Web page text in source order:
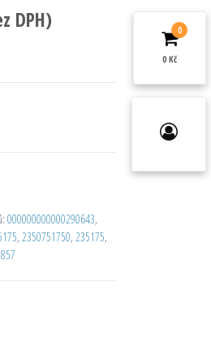
DPH)
000000000000290643,
, 2350751750, 235175,
0
0 Kč